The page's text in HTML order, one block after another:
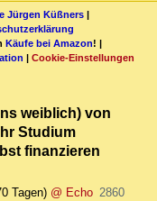
Jürgen Küßners |
Käufe bei Amazon! |
| Cookie-Einstellungen
weiblich) von
Studium
finanzieren
Tagen) @ Echo 2860